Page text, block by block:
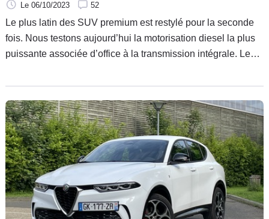
Le 06/10/2023 52
Le plus latin des SUV premium est restylé pour la seconde
fois. Nous testons aujourd’hui la motorisation diesel la plus
puissante associée d’office à la transmission intégrale. Le